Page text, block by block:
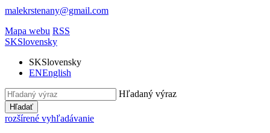
malekrstenany@gmail.com
Mapa webu RSS
SKSlovensky
SKSlovensky
ENEnglish
Hľadaný výraz
Hľadať
rozšírené vyhľadávanie